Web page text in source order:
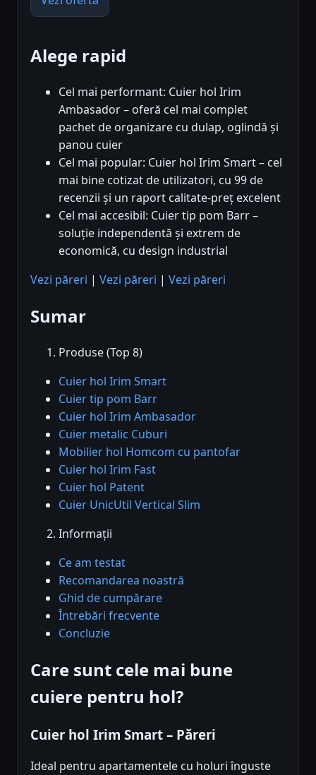
Alege rapid
Cel mai performant: Cuier hol Irim
Ambasador – oferă cel mai complet
pachet de organizare cu dulap, oglindă și
panou cuier
Cel mai popular: Cuier hol Irim Smart – cel
mai bine cotizat de utilizatori, cu 99 de
recenzii și un raport calitate-preț excelent
Cel mai accesibil: Cuier tip pom Barr –
soluție independentă și extrem de
economică, cu design industrial
Vezi păreri | Vezi păreri | Vezi păreri
Sumar
Produse (Top 8)
Cuier hol Irim Smart
Cuier tip pom Barr
Cuier hol Irim Ambasador
Cuier metalic Cuburi
Mobilier hol Homcom cu pantofar
Cuier hol Irim Fast
Cuier hol Patent
Cuier UnicUtil Vertical Slim
Informații
Ce am testat
Recomandarea noastră
Ghid de cumpărare
Întrebări frecvente
Concluzie
Care sunt cele mai bune
cuiere pentru hol?
Cuier hol Irim Smart – Păreri
Ideal pentru apartamentele cu holuri înguste